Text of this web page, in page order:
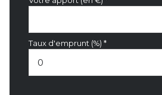
Taux d'emprunt (%) *